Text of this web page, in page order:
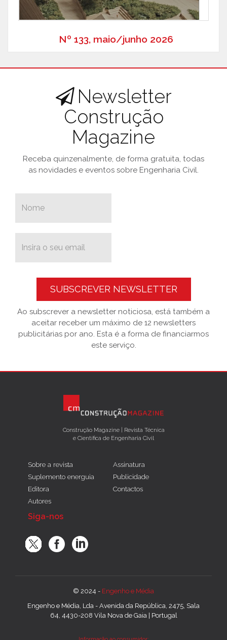
Nº 133, maio/junho 2026
Newsletter
Construção
Magazine
Receba quinzenalmente, de forma gratuita, todas
as novidades e eventos sobre Engenharia Civil.
SUBSCREVER NEWSLETTER
Ao subscrever a newsletter noticiosa, está também a
aceitar receber um máximo de 12 newsletters
publicitárias por ano. Esta é a forma de financiarmos
este serviço.
Construção Magazine | Revista Técnica
e Científica de Engenharia Civil
Sobre a revista
Suplemento energuia
Editora
Autores
Assinatura
Publicidade
Contactos
Siga-nos
© 2024 - Engenho e Média
Engenho e Média, Lda - Avenida da República, 2475, Sala
64, 4430-208 Vila Nova de Gaia | Portugal